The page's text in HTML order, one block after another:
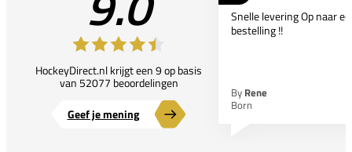
HockeyDirect.nl krijgt een 9 op basis
van 52077 beoordelingen
Geef je mening
Snelle levering Op naar
bestelling !!
By Rene
Born